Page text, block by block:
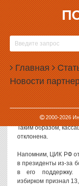
Главная
Новости
2000-2026
15.02.2008, 13:34
МИХАИЛУ
НАВСЕГДА
Кассационная
решение суда
Центризбиркома
Касьянова
«Газета.ру».
Таким образом,
отклонена.
Напомним, ЦИК РФ
в президенты из-за
в его поддержку.
избирком признал